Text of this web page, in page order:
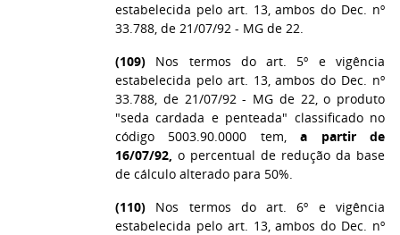
estabelecida pelo art. 13, ambos do Dec. nº
33.788, de 21/07/92 - MG de 22.
(109) Nos termos do art. 5º e vigência
estabelecida pelo art. 13, ambos do Dec. nº
33.788, de 21/07/92 - MG de 22, o produto
"seda cardada e penteada" classificado no
código 5003.90.0000 tem,a partir de
16/07/92, o percentual de redução da base
de cálculo alterado para 50%.
(110) Nos termos do art. 6º e vigência
estabelecida pelo art. 13, ambos do Dec. nº